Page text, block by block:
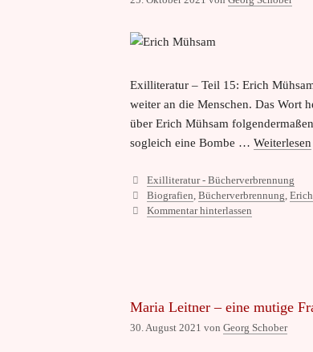
Exilliteratur – Teil 15: Erich
weiter an die Menschen. Das Wort
über Erich Mühsam
sogleich eine Bombe … Weiterlesen
Kategorien
Exilliteratur - Bücherverbrennung
Schlagwörter
Biografien, Bücherverbrennung,
Kommentar hinterlassen
Maria Leitner – eine mutige
30. August 2021 von Georg Schober